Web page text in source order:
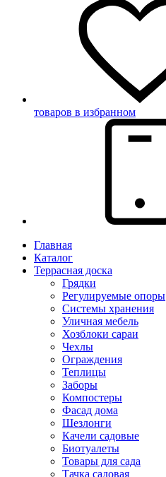
товаров в избранном
Главная
Каталог
Террасная доска
Грядки
Регулируемые опоры
Системы хранения
Уличная мебель
Хозблоки сараи
Чехлы
Ограждения
Теплицы
Заборы
Компостеры
Фасад дома
Шезлонги
Качели садовые
Биотуалеты
Товары для сада
Тачка садовая